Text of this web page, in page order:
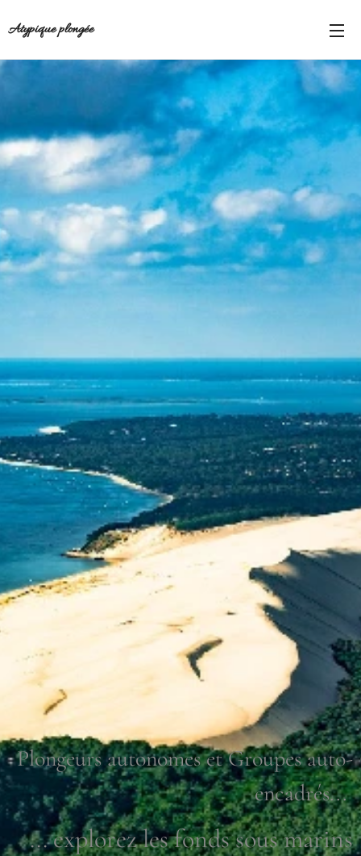
Atypique plongée
Plongeurs autonomes et Groupes auto-
encadrés...
... explorez les fonds sous marins